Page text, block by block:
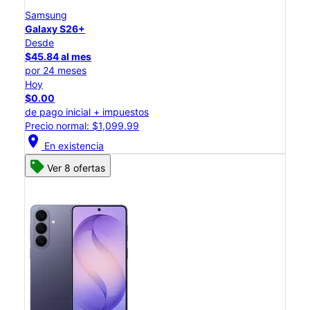
Samsung
Galaxy S26+
Desde
$45.84 al mes
por 24 meses
Hoy
$0.00
de pago inicial + impuestos
Precio normal: $1,099.99
location_on En existencia
Ver 8 ofertas